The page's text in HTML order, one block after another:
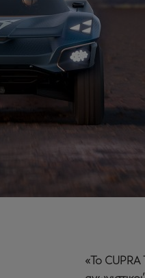
«Το CUPRA